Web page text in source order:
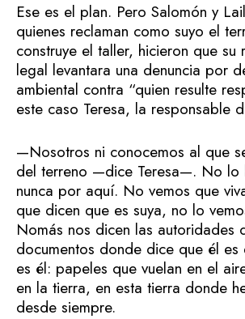
Ese es el plan. Pero Salomón y
quienes reclaman como suyo el
construye el taller, hicieron que su
legal levantara una denuncia por
ambiental contra “quien resulte
este caso Teresa, la responsable
—Nosotros ni conocemos al que
del terreno —dice Teresa—. No lo
nunca por aquí. No vemos que
que dicen que es suya, no lo
Nomás nos dicen las autoridades
documentos donde dice que él es
es él: papeles que vuelan en el
en la tierra, en esta tierra donde
desde siempre.